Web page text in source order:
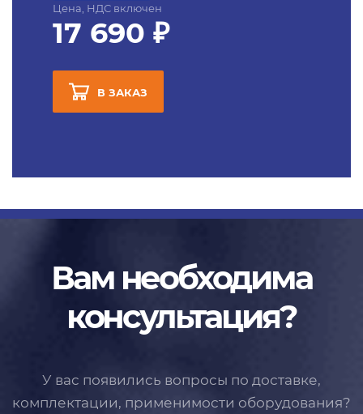
Цена, НДС включен
17 690 ₽
В ЗАКАЗ
Вам необходима
консультация?
У вас появились вопросы по доставке,
комплектации, применимости оборудования?